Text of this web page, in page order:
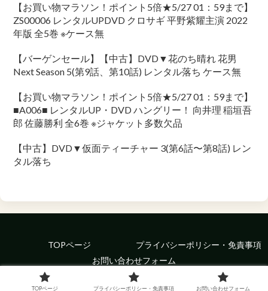
【お買い物マラソン！ポイント5倍★5/27 01：59まで】
ZS00006 レンタルUPDVD クロサギ 平野紫耀主演 2022
年版 全5巻 ※ケース無
【バーゲンセール】【中古】DVD▼花のち晴れ 花男
Next Season 5(第9話、第10話) レンタル落ち ケース無
【お買い物マラソン！ポイント5倍★5/27 01：59まで】
■A006■ レンタルUP・DVD ハングリー！ 向井理 稲垣吾
郎 佐藤勝利 全6巻 ※ジャケット多数欠品
【中古】DVD▼仮面ティーチャー 3(第6話〜第8話) レン
タル落ち
TOPページ
プライバシーポリシー・免責事項
お問い合わせフォーム
© 2022 Enrich Your Food.
TOPページ プライバシーポリシー・免責事項 お問い合わせフォーム